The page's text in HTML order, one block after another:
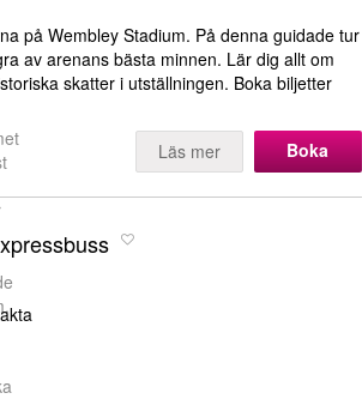
på Wembley Stadium. På denna guidade tur
av arenans bästa minnen. Lär dig allt om
skatter i utställningen. Boka biljetter
Läs mer Boka